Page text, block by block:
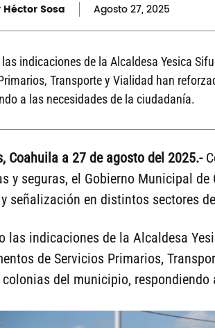
Héctor Sosa Agosto27, 2025
indicaciones de la Alcaldesa Yesica
Transporte y Vialidad han
a las necesidades de la ciudadanía.
Coahuila a 27 de agosto del 2025.-
y seguras, el Gobierno Municipal
señalización en distintos sectores
las indicaciones de la Alcaldesa
de Servicios Primarios,
del municipio,